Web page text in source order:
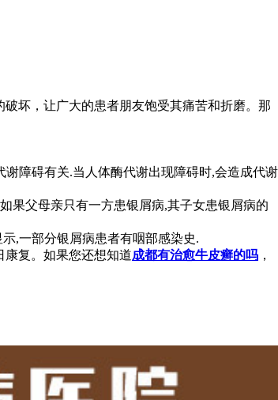
坏，让广大的患者朋友饱受其痛苦和折磨。那
障碍有关.当人体酶代谢出现障碍时,会造成代谢
父母亲只有一方患银屑病,其子女患银屑病的
,一部分银屑病患者有咽部感染史.
复。如果您还想知道成都有治愈牛皮癣的吗 ，